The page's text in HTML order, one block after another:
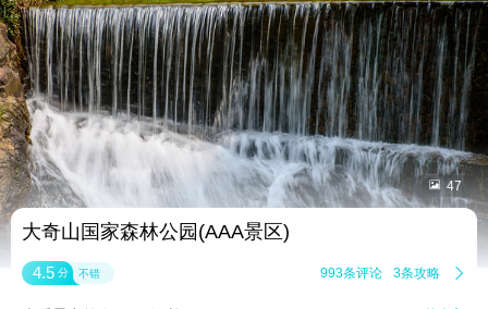
 47
大奇山国家森林公园(AAA景区)
4.5 分 不错 993条评论 3条攻略 
